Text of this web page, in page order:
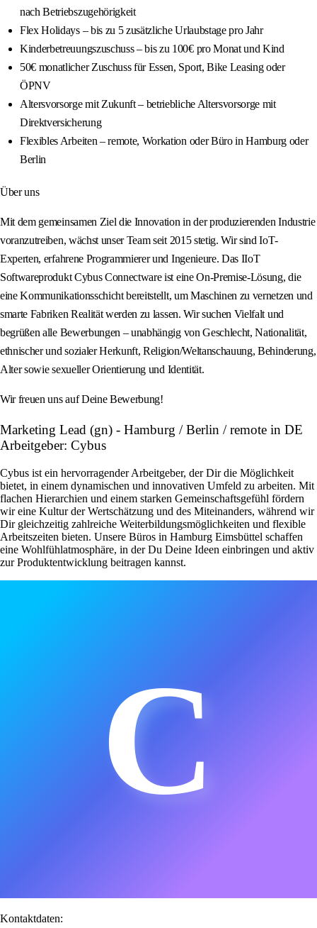
nach Betriebszugehörigkeit
Flex Holidays – bis zu 5 zusätzliche Urlaubstage pro Jahr
Kinderbetreuungszuschuss – bis zu 100€ pro Monat und Kind
50€ monatlicher Zuschuss für Essen, Sport, Bike Leasing oder
ÖPNV
Altersvorsorge mit Zukunft – betriebliche Altersvorsorge mit
Direktversicherung
Flexibles Arbeiten – remote, Workation oder Büro in Hamburg oder
Berlin
Über uns
Mit dem gemeinsamen Ziel die Innovation in der produzierenden Industrie
voranzutreiben, wächst unser Team seit 2015 stetig. Wir sind IoT-
Experten, erfahrene Programmierer und Ingenieure. Das IIoT
Softwareprodukt Cybus Connectware ist eine On-Premise-Lösung, die
eine Kommunikationsschicht bereitstellt, um Maschinen zu vernetzen und
smarte Fabriken Realität werden zu lassen. Wir suchen Vielfalt und
begrüßen alle Bewerbungen – unabhängig von Geschlecht, Nationalität,
ethnischer und sozialer Herkunft, Religion/Weltanschauung, Behinderung,
Alter sowie sexueller Orientierung und Identität.
Wir freuen uns auf Deine Bewerbung!
Marketing Lead (gn) - Hamburg / Berlin / remote in DE
Arbeitgeber: Cybus
Cybus ist ein hervorragender Arbeitgeber, der Dir die Möglichkeit
bietet, in einem dynamischen und innovativen Umfeld zu arbeiten. Mit
flachen Hierarchien und einem starken Gemeinschaftsgefühl fördern
wir eine Kultur der Wertschätzung und des Miteinanders, während wir
Dir gleichzeitig zahlreiche Weiterbildungsmöglichkeiten und flexible
Arbeitszeiten bieten. Unsere Büros in Hamburg Eimsbüttel schaffen
eine Wohlfühlatmosphäre, in der Du Deine Ideen einbringen und aktiv
zur Produktentwicklung beitragen kannst.
C
Kontaktdaten: